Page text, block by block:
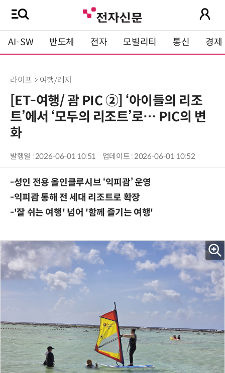
AI·SW 반도체 전자 모빌리티 통신 경제
라이프 > 여행/레저
[ET-여행/ 괌 PIC ②] ‘아이들의 리조
트’에서 ‘모두의 리조트’로… PIC의 변
화
발행일 : 2026-06-01 10:51 업데이트 : 2026-06-01 10:52
-성인 전용 올인클루시브 ‘익피괌’ 운영
-익피괌 통해 전 세대 리조트로 확장
-'잘 쉬는 여행' 넘어 '함께 즐기는 여행'